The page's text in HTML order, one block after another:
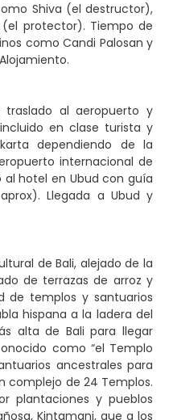
Shiva (el destructor),
protector). Tiempo de
como Candi Palosan y
traslado al aeropuerto y
en clase turista y
dependiendo de la
internacional de
al hotel en Ubud con guía
Llegada a Ubud y
de Bali, alejado de la
de terrazas de arroz y
de templos y santuarios
hispana a la ladera del
alta de Bali para llegar
como “el Templo
ancestrales para
complejo de 24 Templos.
plantaciones y pueblos
Kintamani, que a los